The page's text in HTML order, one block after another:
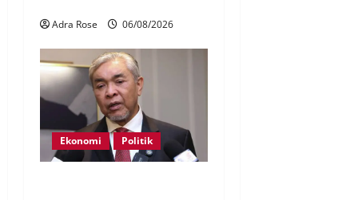
Adra Rose 06/08/2026
Ekonomi Politik